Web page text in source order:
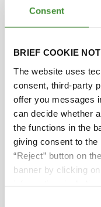
Consent
BRIEF COOKIE
The website uses
consent, third-party
offer you messages
can decide whether
the functions in the
giving consent to
“Reject” button on
banner by clicking
dem Feld als
erfahren Sie, wie
Druckreduzierung
Unsere V-
Vorteile:
Geringere
Selbstreinigende
Hohe Leistung
Schauen Sie sich
herauszufinden,
Reifen für Sie ist -
Website, um